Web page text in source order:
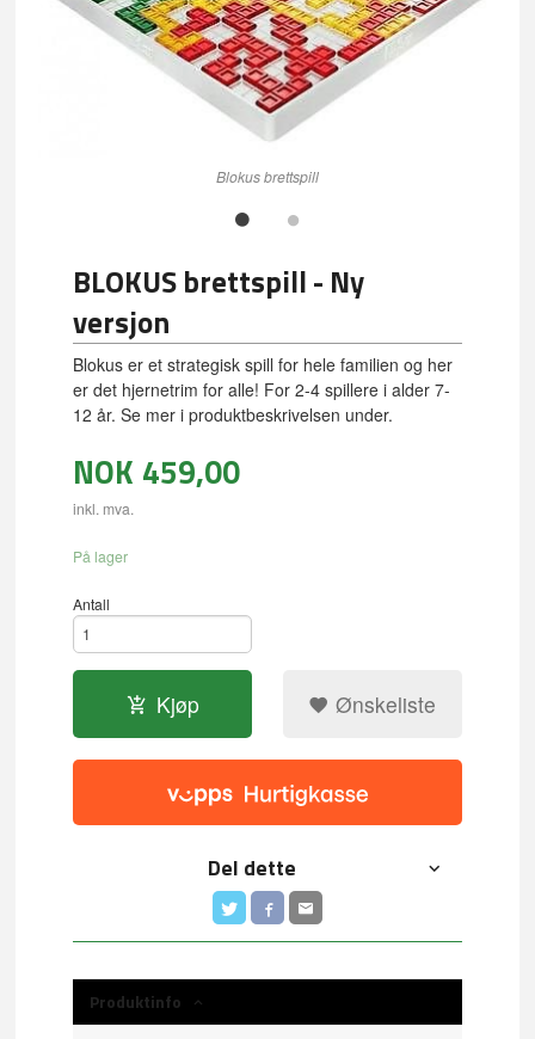
Blokus brettspill
BLOKUS brettspill - Ny
versjon
Blokus er et strategisk spill for hele familien og her
er det hjernetrim for alle! For 2-4 spillere i alder 7-
12 år. Se mer i produktbeskrivelsen under.
NOK 459,00
inkl. mva.
På lager
Antall
Kjøp Ønskeliste
Del dette
Produktinfo